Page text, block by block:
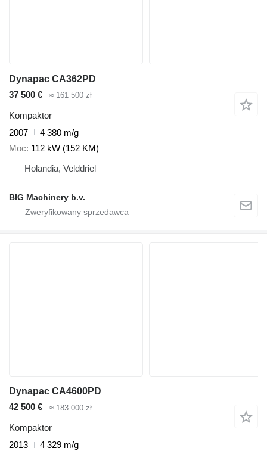
Dynapac CA362PD
37 500 €
≈ 161 500 zł
Kompaktor
2007
4 380 m/g
Moc 112 kW (152 KM)
Holandia, Velddriel
BIG Machinery b.v.
Dynapac CA4600PD
42 500 €
≈ 183 000 zł
Kompaktor
2013
4 329 m/g